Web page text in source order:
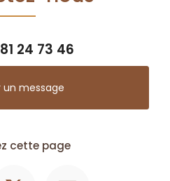
24 73 46
un message
cette page